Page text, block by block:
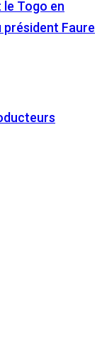
Togo en
président Faure